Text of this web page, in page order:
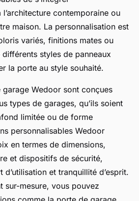
l’architecture contemporaine ou
maison. La personnalisation est
variés, finitions mates ou
styles de panneaux
la porte au style souhaité.
Wedoor sont conçues
types de garages, qu’ils soient
limitée ou de forme
personnalisables Wedoor
en termes de dimensions,
et dispositifs de sécurité,
et tranquillité d’esprit.
sur-mesure, vous pouvez